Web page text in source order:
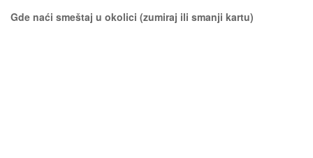
Gde naći smeštaj u okolici (zumiraj ili smanji kartu)